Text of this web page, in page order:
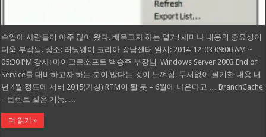
수업에 사람들이 아주 많이 왔다. 배우고자 하는 열기! 세미나 내용의 중요성이
더욱 부각됨. 장소: 러닝웨이 코리아 강남센터 일시: 2014-12-03 09:00 AM ~
05:30 PM 강사: 마이크로소프트 백승주 부장님 Windows Server 2003 End of
Service를 대비하고자 하는 분이 많다는 것이 느껴짐. 두서없이 필기한 내용 내
년 4월 정도에 서버 2015(가칭) RTM이 될 듯 – 6월에 나온다고 … BranchCache
– 토렌트 같은 기능. …
더 읽기 »